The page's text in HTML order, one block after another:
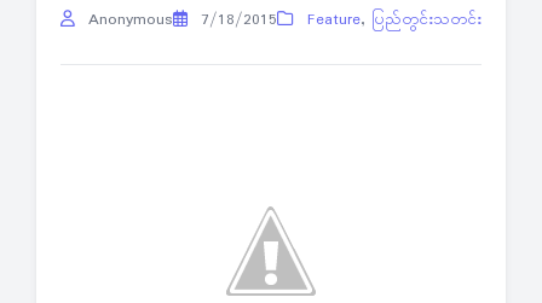
Anonymous 7/18/2015 Feature, ပြည်တွင်းသတင်း